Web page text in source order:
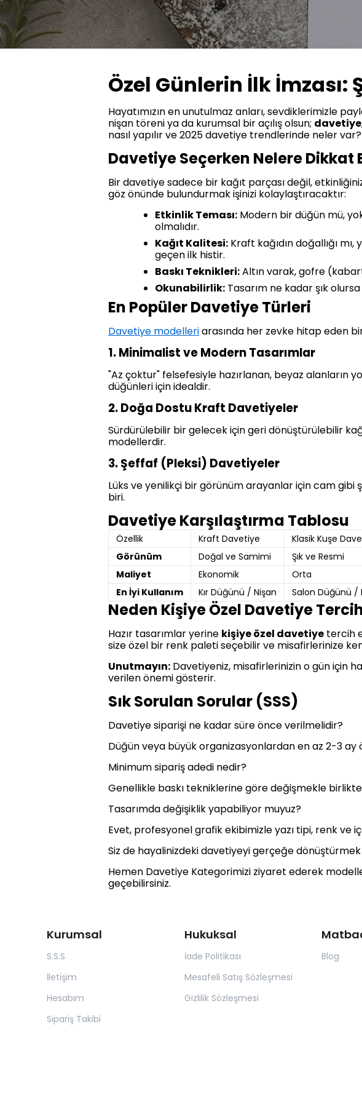
Özel Günlerin İlk İmzası:
Hayatımızın en unutulmaz anları, sevdiklerimizle
nişan töreni ya da kurumsal bir açılış olsun; davetiye
nasıl yapılır ve 2025 davetiye trendlerinde neler
Davetiye Seçerken Nelere Dikkat
Bir davetiye sadece bir kağıt parçası değil,
göz önünde bulundurmak işinizi kolaylaştıracaktır:
Etkinlik Teması: Modern bir düğün mü,
olmalıdır.
Kağıt Kalitesi: Kraft kağıdın doğallığı
geçen ilk histir.
Baskı Teknikleri:Altın varak, gofre
Okunabilirlik: Tasarım ne kadar şık
En Popüler Davetiye Türleri
Davetiye modelleriarasında her zevke hitap eden
1. Minimalist ve Modern Tasarımlar
"Az çoktur" felsefesiyle hazırlanan, beyaz alanların
düğünleri için idealdir.
2. Doğa Dostu Kraft Davetiyeler
Sürdürülebilir bir gelecek için geri dönüştürülebilir
modellerdir.
3. Şeffaf (Pleksi) Davetiyeler
Lüks ve yenilikçi bir görünüm arayanlar için cam gibi
biri.
Davetiye Karşılaştırma Tablosu
Özellik Kraft Davetiye Klasik Kuşe
Görünüm
Doğal ve Samimi Şık ve Resmi
Maliyet
Ekonomik Orta
En İyi Kullanım
Kır Düğünü / Nişan Salon Düğünü /
Neden Kişiye Özel Davetiye
Hazır tasarımlar yerine kişiye özel davetiye tercih
size özel bir renk paleti seçebilir ve misafirlerinize
Unutmayın: Davetiyeniz, misafirlerinizin o gün için
verilen önemi gösterir.
Sık Sorulan Sorular (SSS)
Davetiye siparişi ne kadar süre önce verilmelidir?
Düğün veya büyük organizasyonlardan en az 2-3 ay
Minimum sipariş adedi nedir?
Genellikle baskı tekniklerine göre değişmekle
Tasarımda değişiklik yapabiliyor muyuz?
Evet, profesyonel grafik ekibimizle yazı tipi, renk ve
Siz de hayalinizdeki davetiyeyi gerçeğe
Hemen Davetiye Kategorimizi ziyaret ederek
geçebilirsiniz.
Kurumsal
S.S.S
İletişim
Hesabım
Sipariş Takibi
Hukuksal
İade Politikası
Mesafeli Satış Sözleşmesi
Gizlilik Sözleşmesi
Blog